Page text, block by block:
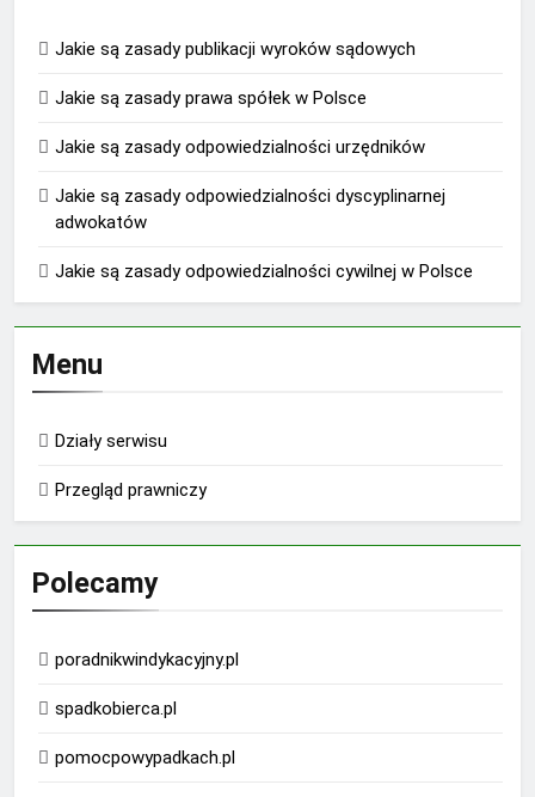
Jakie są zasady publikacji wyroków sądowych
Jakie są zasady prawa spółek w Polsce
Jakie są zasady odpowiedzialności urzędników
Jakie są zasady odpowiedzialności dyscyplinarnej
adwokatów
Jakie są zasady odpowiedzialności cywilnej w Polsce
Menu
Działy serwisu
Przegląd prawniczy
Polecamy
poradnikwindykacyjny.pl
spadkobierca.pl
pomocpowypadkach.pl